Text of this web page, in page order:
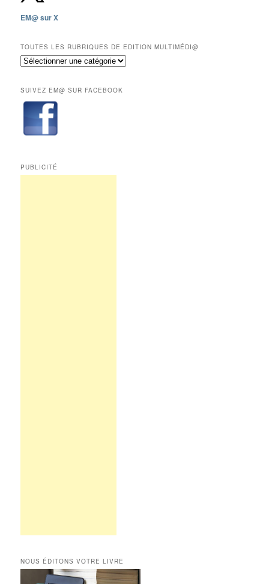
12
mois
réservés
aux
EM@ sur X
TOUTES LES RUBRIQUES DE EDITION MULTIMÉDI@
Toutes
de
Edition
Multimédi@
SUIVEZ EM@ SUR FACEBOOK
PUBLICITÉ
NOUS ÉDITONS VOTRE LIVRE